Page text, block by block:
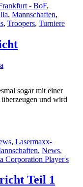
- BoF,
, Mannschaften,
, Troopers, Turniere
sogar mit einer
und wird
, Lasermaxx-
, News,
Corporation Player's
Teil 1